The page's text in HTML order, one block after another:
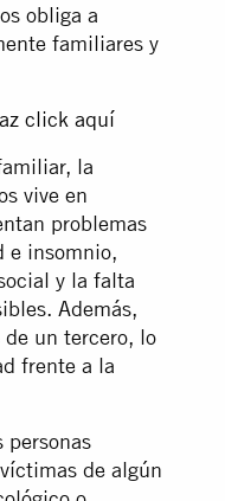
obliga a
familiares y
click aquí
la
vive en
problemas
e insomnio,
y la falta
Además,
un tercero, lo
frente a la
personas
de algún